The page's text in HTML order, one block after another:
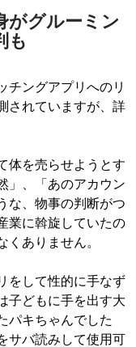
がグルーミン
も
チングアプリへのリ
されていますが、詳
体を売らせようとす
」、「あのアカウン
な、物事の判断がつ
業に斡旋していたの
くありません。
をして性的に手なず
子どもに手を出す大
パキちゃんでした
サバ読みして使用可